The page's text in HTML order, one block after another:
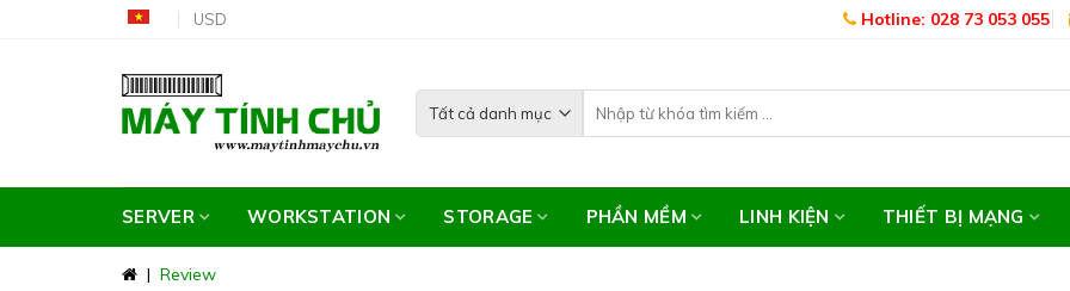
USD Hotline: 028 73 053 055
SERVER WORKSTATION STORAGE PHẦN MỀM LINH KIỆN THIẾT BỊ MẠNG
| Review